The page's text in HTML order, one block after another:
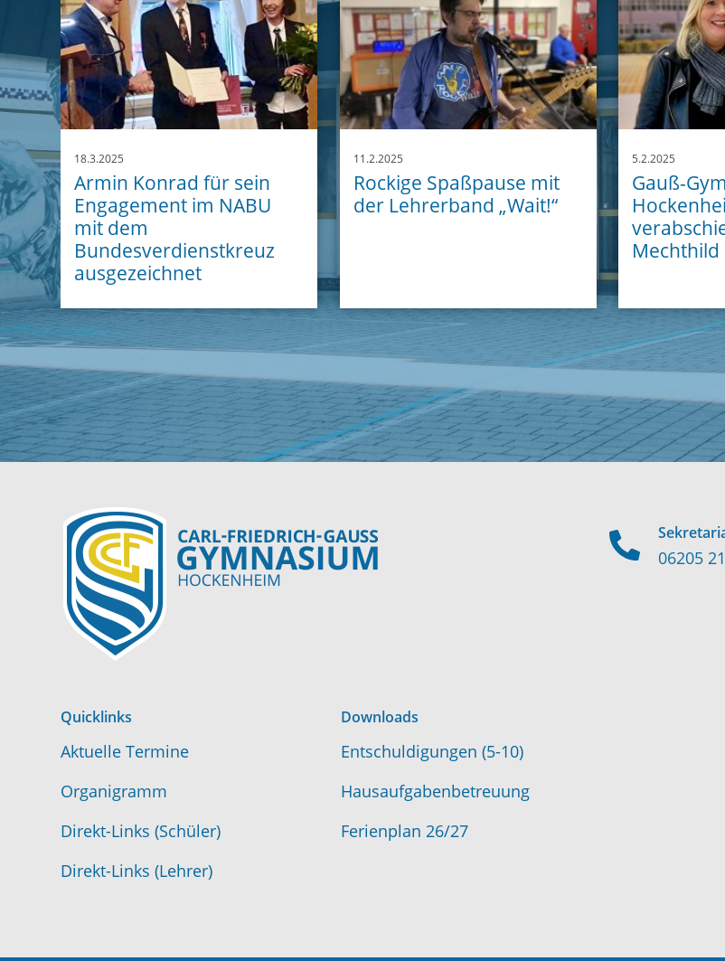
18.3.2025
Armin Konrad für sein
Engagement im NABU
mit dem
Bundesverdienstkreuz
ausgezeichnet
11.2.2025
Rockige Spaßpause mit
der Lehrerband „Wait!“
5.2.2025
Gauß-
Mechthild
06205
Quicklinks
Aktuelle Termine
Organigramm
Direkt-Links (Schüler)
Direkt-Links (Lehrer)
Downloads
Entschuldigungen (5-10)
Hausaufgabenbetreuung
Ferienplan 26/27